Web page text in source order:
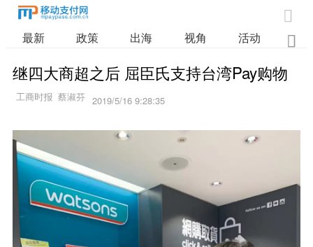

最新 政策 出海 视角 活动 业

继四大商超之后 屈臣氏支持台湾Pay购物
2019/5/16 9:28:35